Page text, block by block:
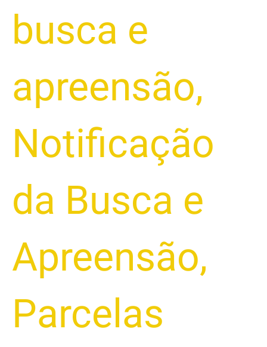
busca e
apreensão,
Notificação
da Busca e
Apreensão,
Parcelas